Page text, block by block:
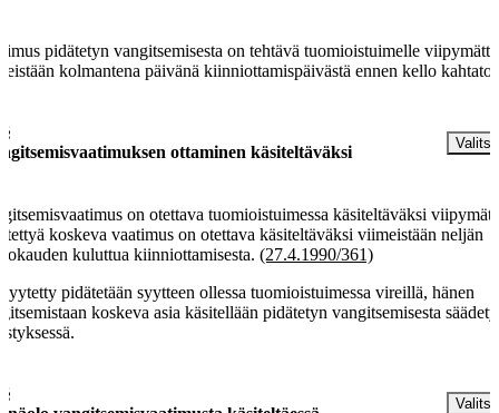
pidätetyn vangitsemisesta on tehtävä tuomioistuimelle
kolmantena päivänä kiinniottamispäivästä ennen kello
ottaminen käsiteltäväksi
on otettava tuomioistuimessa käsiteltäväksi
koskeva vaatimus on otettava käsiteltäväksi viimeistään neljän
kuluttua kiinniottamisesta. (27.4.1990/361)
syytetty pidätetään syytteen ollessa tuomioistuimessa vireillä, hänen
koskeva asia käsitellään pidätetyn vangitsemisesta